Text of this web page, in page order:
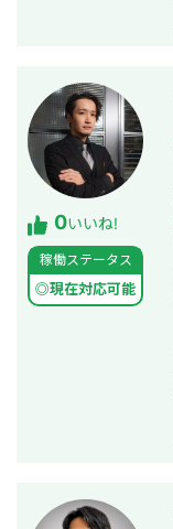
0いいね!
稼働ステータス
◎現在対応可能